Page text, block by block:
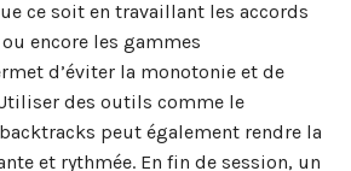
ce soit en travaillant les accords
encore les gammes
d’éviter la monotonie et de
des outils comme le
peut également rendre la
et rythmée. En fin de session, un